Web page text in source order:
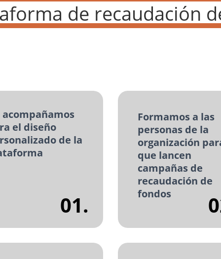
de recaudación
acompañamos
el diseño
de la
01.
Formamos a las
personas de la
organización
que lancen
campañas de
recaudación de
fondos